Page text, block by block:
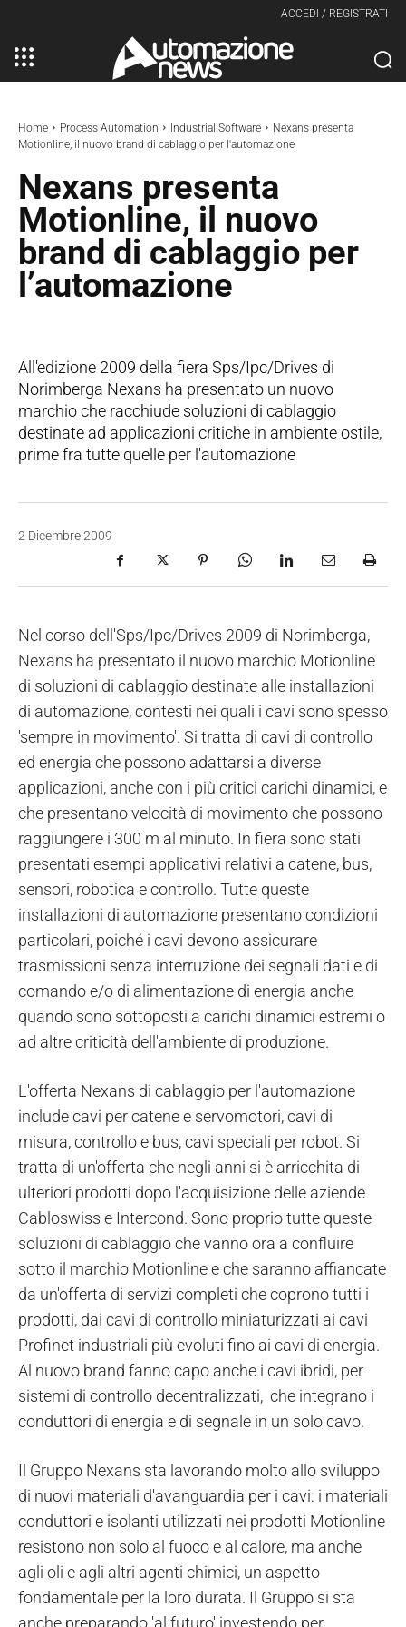
ACCEDI / REGISTRATI
Home Process Automation Industrial Software
Nexans presenta
Motionline, il nuovo brand di cablaggio per l'automazione
Nexans presenta
Motionline, il nuovo
brand di cablaggio per
l’automazione
All'edizione 2009 della fiera Sps/Ipc/Drives di
Norimberga Nexans ha presentato un nuovo
marchio che racchiude soluzioni di cablaggio
destinate ad applicazioni critiche in ambiente ostile,
prime fra tutte quelle per l'automazione
2 Dicembre 2009
Nel corso dell'Sps/Ipc/Drives 2009 di Norimberga,
Nexans ha presentato il nuovo marchio Motionline
di soluzioni di cablaggio destinate alle installazioni
di automazione, contesti nei quali i cavi sono spesso
'sempre in movimento'. Si tratta di cavi di controllo
ed energia che possono adattarsi a diverse
applicazioni, anche con i più critici carichi dinamici, e
che presentano velocità di movimento che possono
raggiungere i 300 m al minuto. In fiera sono stati
presentati esempi applicativi relativi a catene, bus,
sensori, robotica e controllo. Tutte queste
installazioni di automazione presentano condizioni
particolari, poiché i cavi devono assicurare
trasmissioni senza interruzione dei segnali dati e di
comando e/o di alimentazione di energia anche
quando sono sottoposti a carichi dinamici estremi o
ad altre criticità dell'ambiente di produzione.
L'offerta Nexans di cablaggio per l'automazione
include cavi per catene e servomotori, cavi di
misura, controllo e bus, cavi speciali per robot. Si
tratta di un'offerta che negli anni si è arricchita di
ulteriori prodotti dopo l'acquisizione delle aziende
Cabloswiss e Intercond. Sono proprio tutte queste
soluzioni di cablaggio che vanno ora a confluire
sotto il marchio Motionline e che saranno affiancate
da un'offerta di servizi completi che coprono tutti i
prodotti, dai cavi di controllo miniaturizzati ai cavi
Profinet industriali più evoluti fino ai cavi di energia.
Al nuovo brand fanno capo anche i cavi ibridi, per
sistemi di controllo decentralizzati, che integrano i
conduttori di energia e di segnale in un solo cavo.
Il Gruppo Nexans sta lavorando molto allo sviluppo
di nuovi materiali d'avanguardia per i cavi: i materiali
conduttori e isolanti utilizzati nei prodotti Motionline
resistono non solo al fuoco e al calore, ma anche
agli oli e agli altri agenti chimici, un aspetto
fondamentale per la loro durata. Il Gruppo si sta
anche preparando 'al futuro' investendo per